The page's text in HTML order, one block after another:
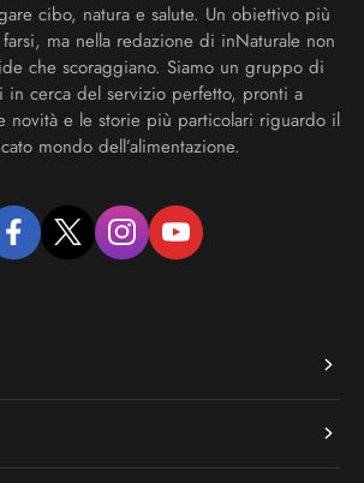
cibo, natura e salute. Un obiettivo più
ma nella redazione di inNaturale non
che scoraggiano. Siamo un gruppo di
in cerca del servizio perfetto, pronti a
novità e le storie più particolari riguardo il
mondo dell’alimentazione.
facebooktwitter instagramyoutube